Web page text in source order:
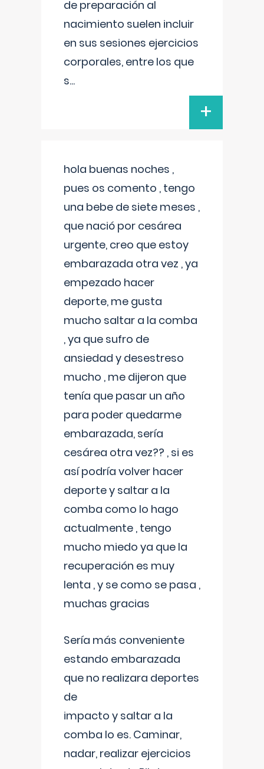
de preparación al
nacimiento suelen incluir
en sus sesiones ejercicios
corporales, entre los que
s...
+
hola buenas noches ,
pues os comento , tengo
una bebe de siete meses ,
que nació por cesárea
urgente, creo que estoy
embarazada otra vez , ya
empezado hacer
deporte, me gusta
mucho saltar a la comba
, ya que sufro de
ansiedad y desestreso
mucho , me dijeron que
tenía que pasar un año
para poder quedarme
embarazada, sería
cesárea otra vez?? , si es
así podría volver hacer
deporte y saltar a la
comba como lo hago
actualmente , tengo
mucho miedo ya que la
recuperación es muy
lenta , y se como se pasa ,
muchas gracias
Sería más conveniente
estando embarazada
que no realizara deportes
de
impacto y saltar a la
comba lo es. Caminar,
nadar, realizar ejercicios